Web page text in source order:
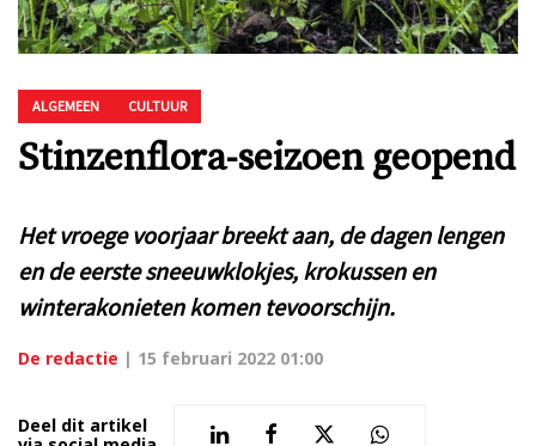
ALGEMEEN CULTUUR
Stinzenflora-seizoen geopend
Het vroege voorjaar breekt aan, de dagen lengen
en de eerste sneeuwklokjes, krokussen en
winterakonieten komen tevoorschijn.
De redactie | 15 februari 2022 01:00
Deel dit artikel